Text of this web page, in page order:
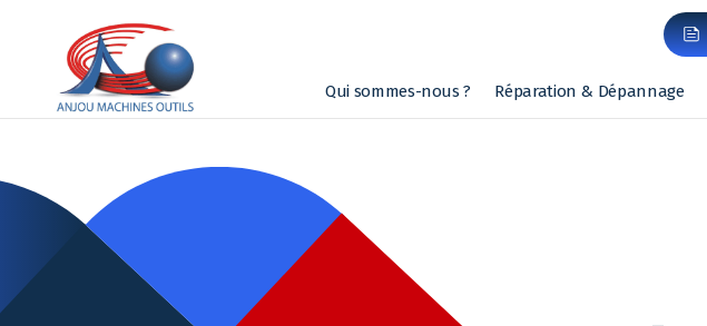
Qui sommes-nous ? Réparation & Dépannage